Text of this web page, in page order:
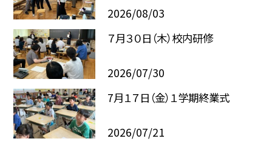
2026/08/03
７月３０日（木）校内研修
2026/07/30
7月１７日（金）１学期終業式
2026/07/21